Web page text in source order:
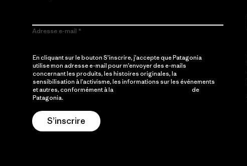
Adresse e-mail
En cliquant sur le bouton S’inscrire, j’accepte que Patagonia
utilise mon adresse e-mail pour m’envoyer des e-mails
concernant les produits, les histoires originales, la
sensibilisation à l’activisme, les informations sur les événements
et autres, conformément à la
de
Patagonia.
S’inscrire